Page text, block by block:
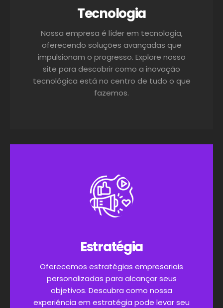
Tecnologia
Nossa empresa é líder em tecnologia,
oferecendo soluções avançadas que
impulsionam o progresso. Explore nosso
site para descobrir como a inovação
tecnológica está no centro de tudo o que
fazemos.
Estratégia
Oferecemos estratégias empresariais
personalizadas para alcançar seus
objetivos. Descubra como nossa
experiência em estratégia pode levar seu